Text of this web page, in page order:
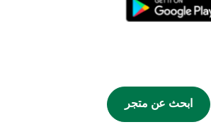
ابحث عن متجر